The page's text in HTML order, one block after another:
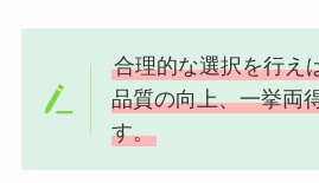
合理的な選択を行え
品質の向上、一挙両
す。